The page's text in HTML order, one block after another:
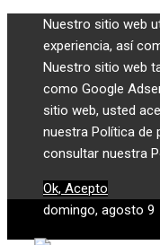
Nuestro sitio web
experiencia, así
Nuestro sitio web
como Google
sitio web, usted
nuestra Política de
consultar nuestra
Ok, Acepto
domingo, agosto 9